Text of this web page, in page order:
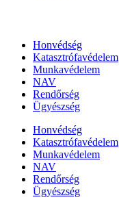
Honvédség
Katasztrófavédelem
Munkavédelem
NAV
Rendőrség
Ügyészség
Honvédség
Katasztrófavédelem
Munkavédelem
NAV
Rendőrség
Ügyészség